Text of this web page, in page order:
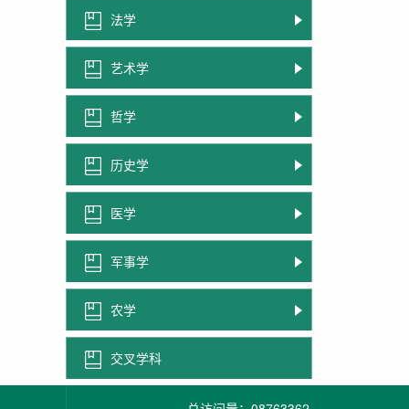
法学
艺术学
哲学
历史学
医学
军事学
农学
交叉学科